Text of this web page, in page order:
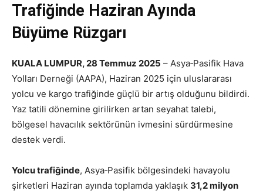
Trafiğinde Haziran Ayında
Büyüme Rüzgarı
KUALA LUMPUR, 28 Temmuz 2025 – Asya‑Pasifik Hava
Yolları Derneği (AAPA), Haziran 2025 için uluslararası
yolcu ve kargo trafiğinde güçlü bir artış olduğunu bildirdi.
Yaz tatili dönemine girilirken artan seyahat talebi,
bölgesel havacılık sektörünün ivmesini sürdürmesine
destek verdi.
Yolcu trafiğinde, Asya‑Pasifik bölgesindeki havayolu
şirketleri Haziran ayında toplamda yaklaşık 31,2 milyon